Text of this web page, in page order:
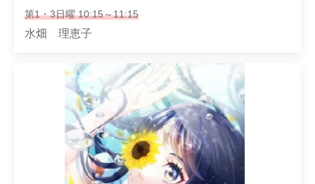
第1・3日曜 10:15～11:15
水畑 理恵子